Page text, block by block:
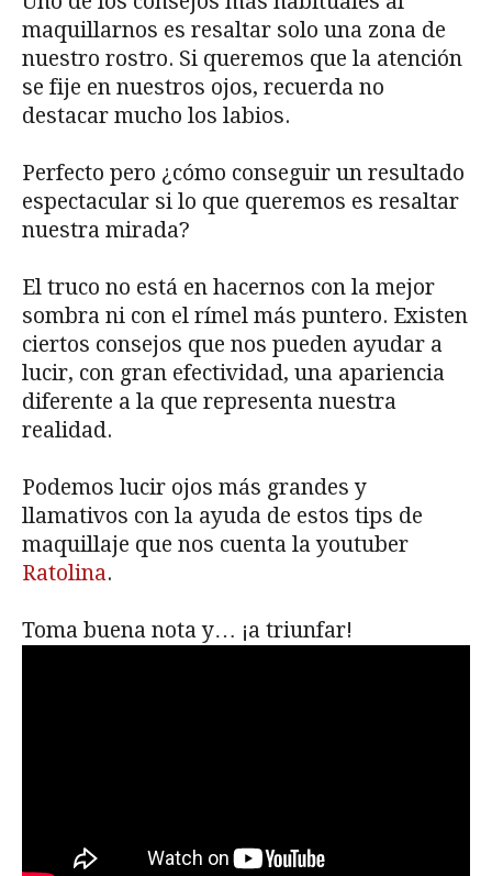
maquillarnos es resaltar solo una zona de
nuestro rostro. Si queremos que la atención
se fije en nuestros ojos, recuerda no
destacar mucho los labios.
Perfecto pero ¿cómo conseguir un resultado
espectacular si lo que queremos es resaltar
nuestra mirada?
El truco no está en hacernos con la mejor
sombra ni con el rímel más puntero. Existen
ciertos consejos que nos pueden ayudar a
lucir, con gran efectividad, una apariencia
diferente a la que representa nuestra
realidad.
Podemos lucir ojos más grandes y
llamativos con la ayuda de estos tips de
maquillaje que nos cuenta la youtuber
Ratolina.
Toma buena nota y… ¡a triunfar!